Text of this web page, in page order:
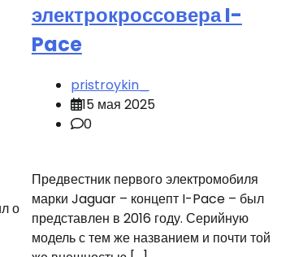
о
электрокроссовера I-
Pace
pristroykin_
15 мая 2025
0
Предвестник первого электромобиля
марки Jaguar – концепт I-Pace – был
представлен в 2016 году. Серийную
модель с тем же названием и почти той